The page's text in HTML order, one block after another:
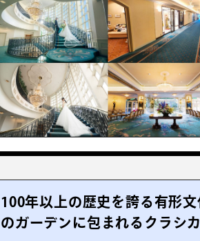
100年以上の歴史を誇る有形
のガーデンに包まれるクラシ